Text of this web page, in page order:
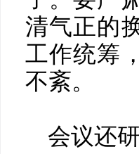
清气正的
工作统筹
不紊。
会议还